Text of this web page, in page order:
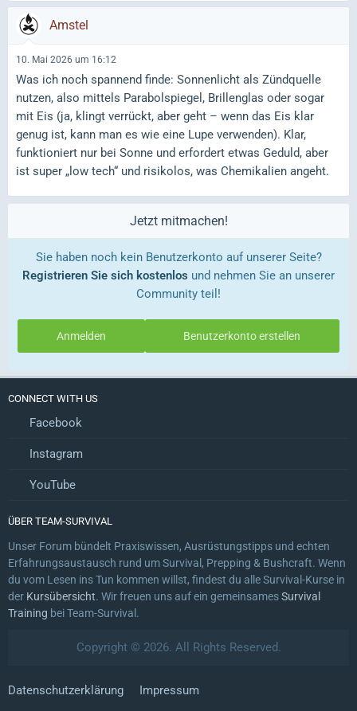
Amstel
10. Mai 2026 um 16:12
Was ich noch spannend finde: Sonnenlicht als Zündquelle
nutzen, also mittels Parabolspiegel, Brillenglas oder sogar
mit Eis (ja, klingt verrückt, aber geht – wenn das Eis klar
genug ist, kann man es wie eine Lupe verwenden). Klar,
funktioniert nur bei Sonne und erfordert etwas Geduld, aber
ist super „low tech“ und risikolos, was Chemikalien angeht.
Jetzt mitmachen!
Sie haben noch kein Benutzerkonto auf unserer Seite?
Registrieren Sie sich kostenlos und nehmen Sie an unserer
Community teil!
Benutzerkonto erstellen
Anmelden
CONNECT WITH US
Facebook
Instagram
YouTube
ÜBER TEAM-SURVIVAL
Unser Forum bündelt Praxiswissen, Ausrüstungstipps und echten
Erfahrungsaustausch rund um Survival, Prepping & Bushcraft. Wenn
du vom Lesen ins Tun kommen willst, findest du alle Survival-Kurse in
der Kursübersicht. Wir freuen uns auf ein gemeinsamesSurvival
Training bei Team-Survival.
Copyright © 2026. All Rights Reserved.
Datenschutzerklärung Impressum